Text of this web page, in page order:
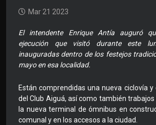
Mar 21 2023
El intendente Enrique Antía auguró
ejecución que visitó durante este
inauguradas dentro de los festejos
mayo en esa localidad.
Están comprendidas una nueva ciclovía y
del Club Aiguá, así como también
la nueva terminal de ómnibus en
comunal y en los accesos a la ciudad.